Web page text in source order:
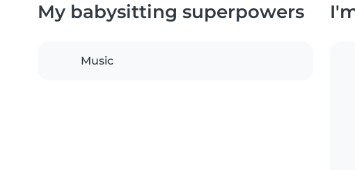
My babysitting superpowers
Music